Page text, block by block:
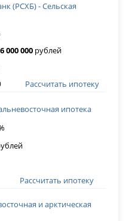
(РСХБ) - Сельская
6 000 000 рублей
Рассчитать ипотеку
ипотека
Рассчитать ипотеку
и арктическая